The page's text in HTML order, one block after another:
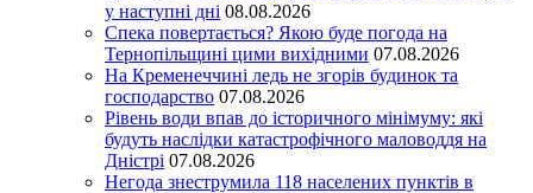
у наступні дні 08.08.2026
Спека повертається? Якою буде погода на
Тернопільщині цими вихідними 07.08.2026
На Кременеччині ледь не згорів будинок та
господарство 07.08.2026
Рівень води впав до історичного мінімуму: які
будуть наслідки катастрофічного маловоддя на
Дністрі 07.08.2026
Негода знеструмила 118 населених пунктів в